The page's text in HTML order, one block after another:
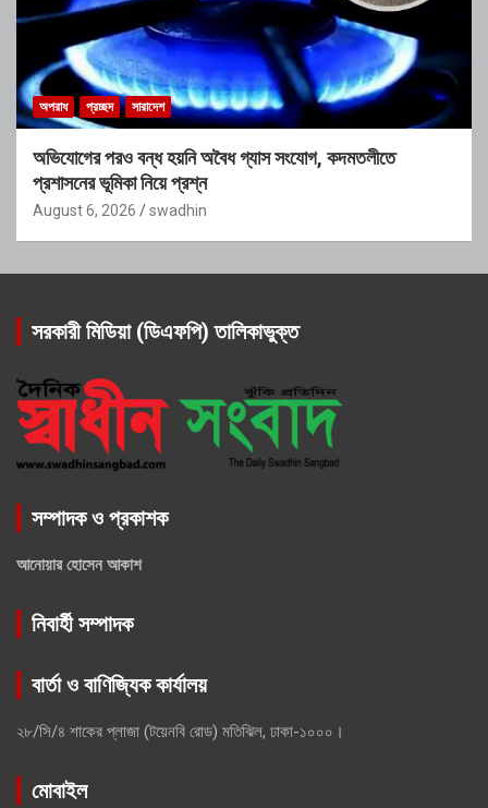
অপরাধ প্রচ্ছদ সারাদেশ
অভিযোগের পরও বন্ধ হয়নি অবৈধ গ্যাস সংযোগ, কদমতলীতে
প্রশাসনের ভূমিকা নিয়ে প্রশ্ন
August 6, 2026 swadhin
সরকারী মিডিয়া (ডিএফপি) তালিকাভুক্ত
সম্পাদক ও প্রকাশক
আনোয়ার হোসেন আকাশ
নিবার্হী সম্পাদক
বার্তা ও বাণিজ্যিক কার্যালয়
২৮/সি/৪ শাকের প্লাজা (টয়েনবি রোড) মতিঝিল, ঢাকা-১০০০।
মোবাইল